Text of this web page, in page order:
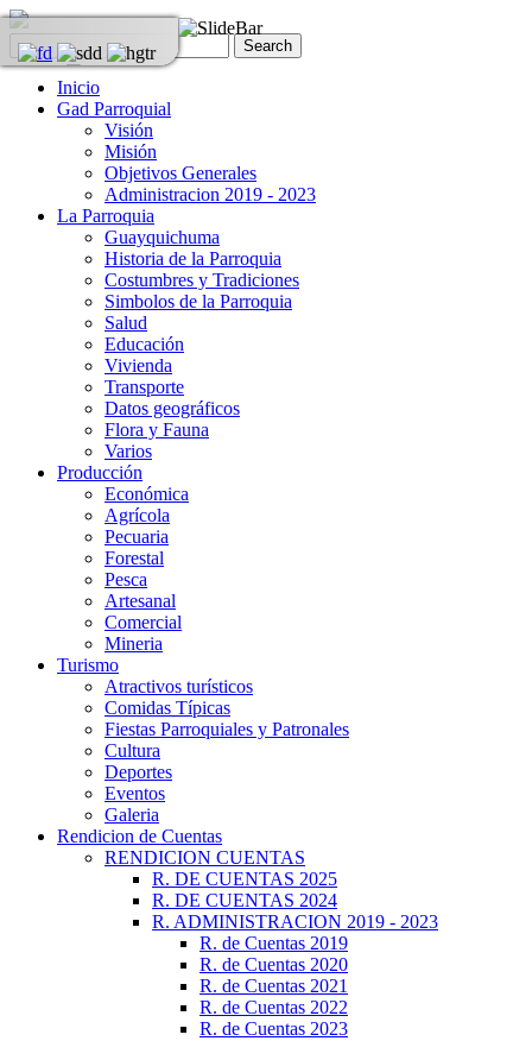
Inicio
Gad Parroquial
Visión
Misión
Objetivos Generales
Administracion 2019 - 2023
La Parroquia
Guayquichuma
Historia de la Parroquia
Costumbres y Tradiciones
Simbolos de la Parroquia
Salud
Educación
Vivienda
Transporte
Datos geográficos
Flora y Fauna
Varios
Producción
Económica
Agrícola
Pecuaria
Forestal
Pesca
Artesanal
Comercial
Mineria
Turismo
Atractivos turísticos
Comidas Típicas
Fiestas Parroquiales y Patronales
Cultura
Deportes
Eventos
Galeria
Rendicion de Cuentas
RENDICION CUENTAS
R. DE CUENTAS 2025
R. DE CUENTAS 2024
R. ADMINISTRACION 2019 - 2023
R. de Cuentas 2019
R. de Cuentas 2020
R. de Cuentas 2021
R. de Cuentas 2022
R. de Cuentas 2023